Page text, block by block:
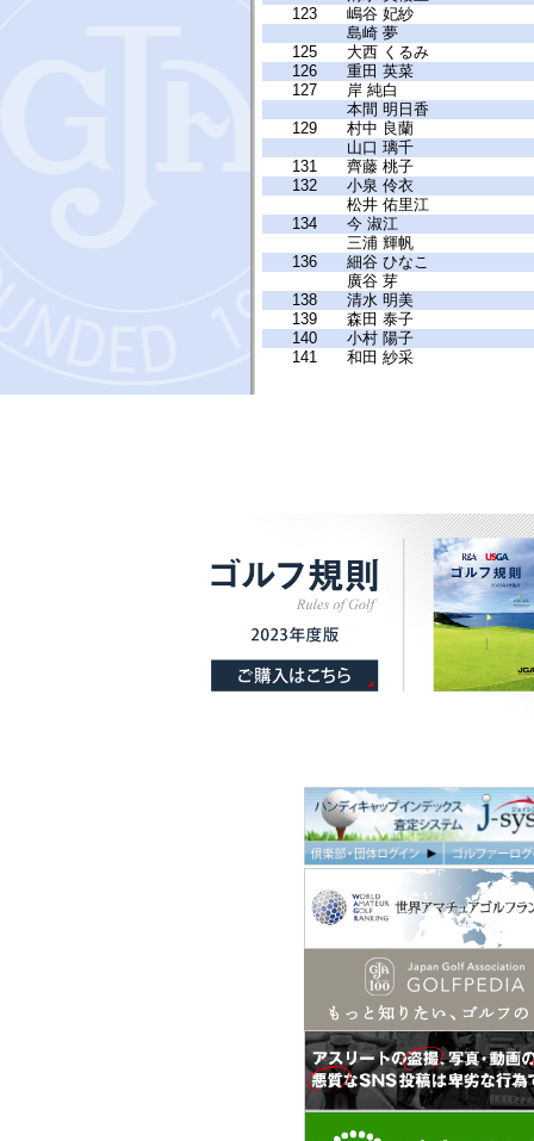
123
嶋谷 妃紗
島崎 夢
125
大西 くるみ
126
重田 英菜
127
岸 純白
本間 明日香
129
村中 良蘭
山口 璃千
131
齊藤 桃子
132
小泉 伶衣
松井 佑里江
134
今 淑江
三浦 輝帆
136
細谷 ひなこ
廣谷 芽
138
清水 明美
139
森田 泰子
140
小村 陽子
141
和田 紗采